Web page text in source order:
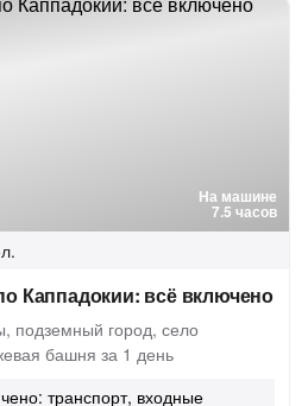
На машине
7.5 часов
Каппадокии: всё включено
подземный город, село
башня за 1 день
транспорт, входные